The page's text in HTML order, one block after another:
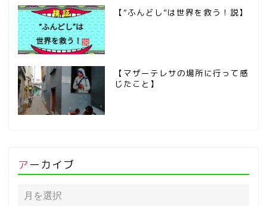
【“ふんどし”は世界を救う！説】
【マザーテレサの場所に行って感
じたこと】
アーカイブ